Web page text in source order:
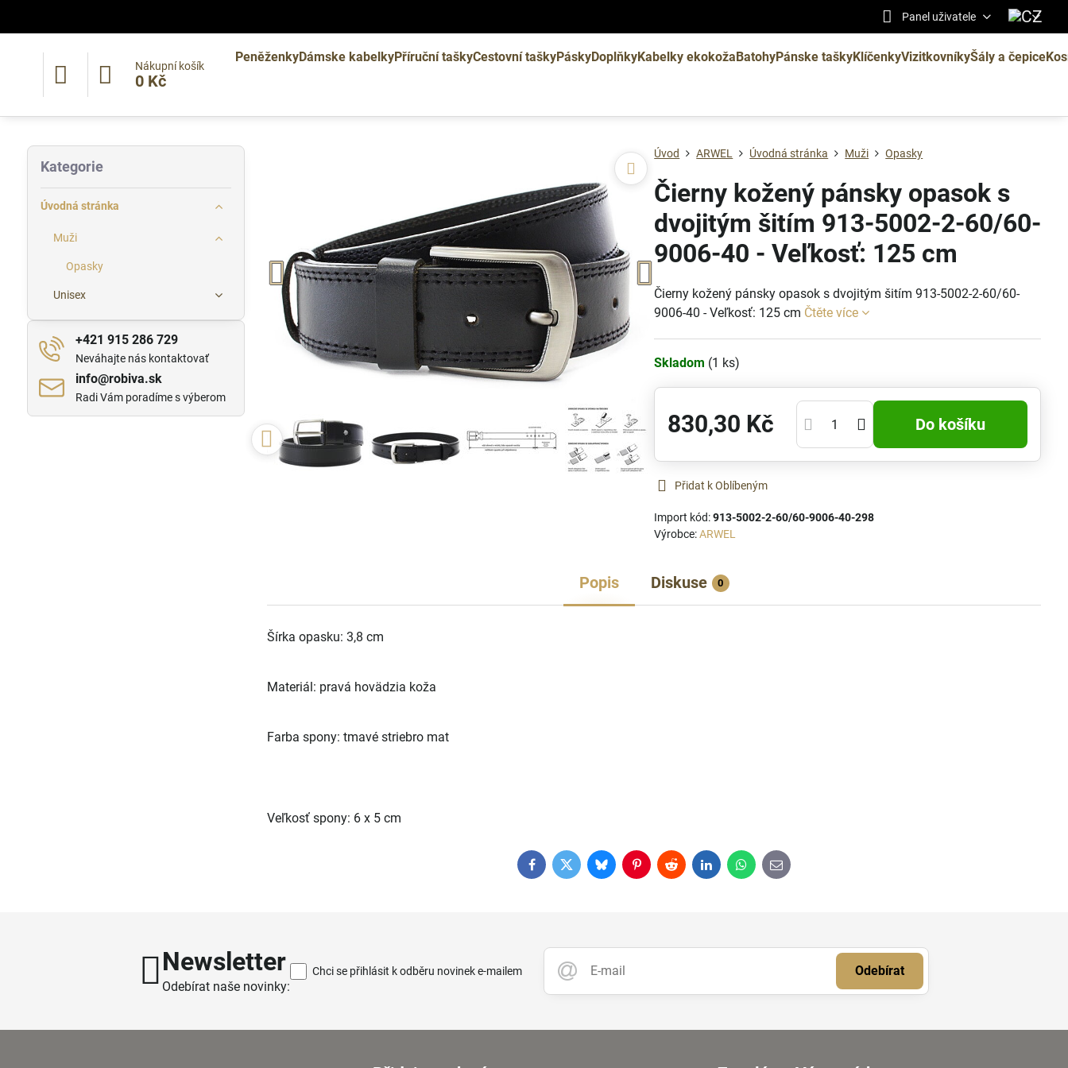
Panel uživatele
Nákupní košík
0 Kč
PeněženkyDámske kabelkyPříruční taškyCestovní taškyPáskyDoplňkyKabelky ekokožaBatohyPánske taškyKlíčenkyVizitkovníkyŠály a čepice
Úvod ARWEL Úvodná stránka Muži Opasky
Čierny kožený pánsky opasok s
dvojitým šitím 913-5002-2-60/60-
9006-40 - Veľkosť: 125 cm
Čierny kožený pánsky opasok s dvojitým šitím 913-5002-2-60/60-
9006-40 - Veľkosť: 125 cm Čtěte více
Skladom (1 ks)
830,30 Kč Do košíku
Přidat k Oblíbeným
Import kód:913-5002-2-60/60-9006-40-298
Výrobce:ARWEL
Popis Diskuse 0
Šírka opasku: 3,8 cm
Materiál: pravá hovädzia koža
Farba spony: tmavé striebro mat
Veľkosť spony: 6 x 5 cm
FacebookTwitterBlueskyPinterestRedditLinkedInWhatsApp
E-
mail
Kategorie
Úvodná stránka
Muži
Opasky
Unisex
+421 915 286 729
Neváhajte nás kontaktovať
info​@robiva​.sk
Radi Vám poradíme s výberom
Newsletter
Odebírat naše novinky:
Odebírat
Chci se přihlásit k odběru novinek e-mailem